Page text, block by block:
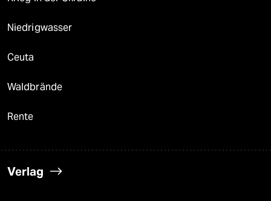
Niedrigwasser
Ceuta
Waldbrände
Rente
Verlag